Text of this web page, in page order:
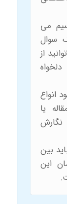
می
سوال
از
انواع
یا
نگارش
بین
این